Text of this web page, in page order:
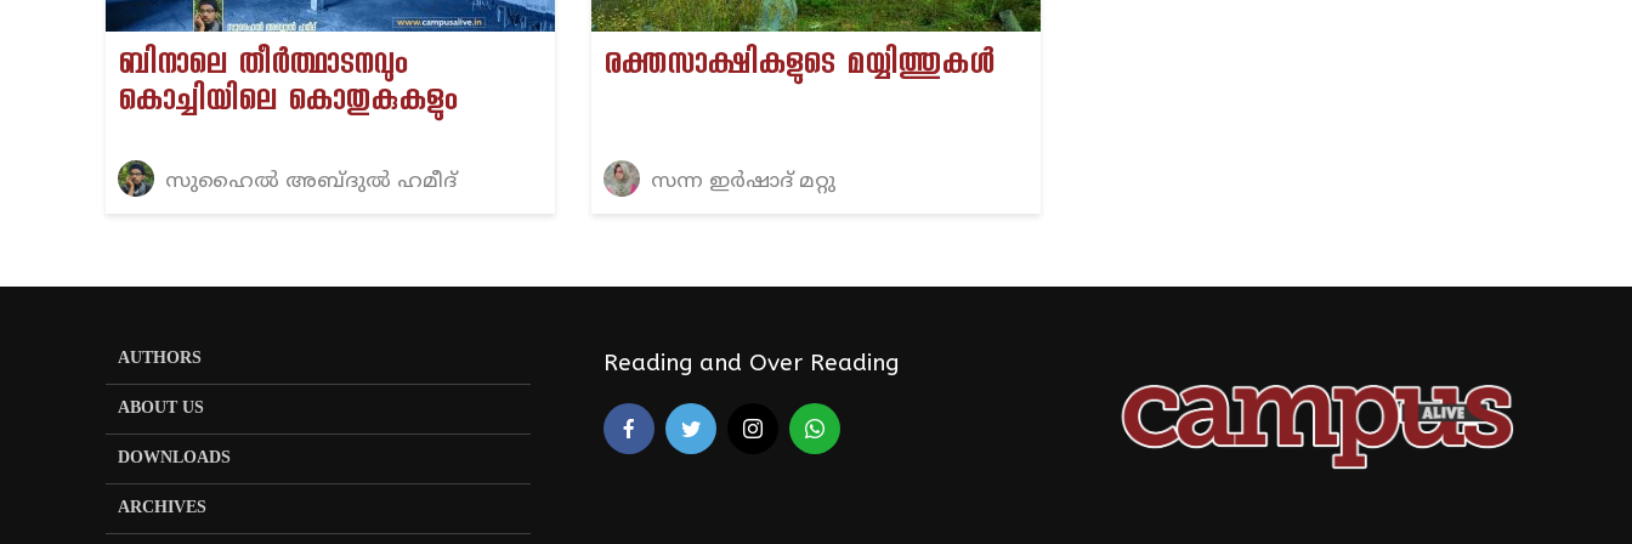
ബിനാലെ തീർത്ഥാടനവും
കൊച്ചിയിലെ കൊതുകുകളും
സുഹൈല്‍ അബ്ദുല്‍ ഹമീദ്‌
രക്തസാക്ഷികളുടെ മയ്യിത്തുകൾ
സന്ന ഇർഷാദ് മറ്റു
AUTHORS
ABOUT US
DOWNLOADS
ARCHIVES
Reading and Over Reading